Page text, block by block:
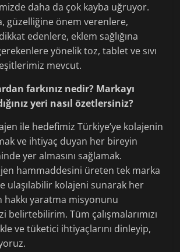
daha da çok kayba uğruyor.
güzelliğine önem verenlere,
edenlere, eklem sağlığına
yönelik toz, tablet ve sıvı
mevcut.
farkınız nedir? Markayı
yeri nasıl özetlersiniz?
ile hedefimiz Türkiye’ye kolajenin
ve ihtiyaç duyan her bireyin
yer almasını sağlamak.
hammaddesini üreten tek marka
ulaşılabilir kolajeni sunarak her
hakkı yaratma misyonunu
belirtebilirim. Tüm çalışmalarımızı
ve tüketici ihtiyaçlarını dinleyip,